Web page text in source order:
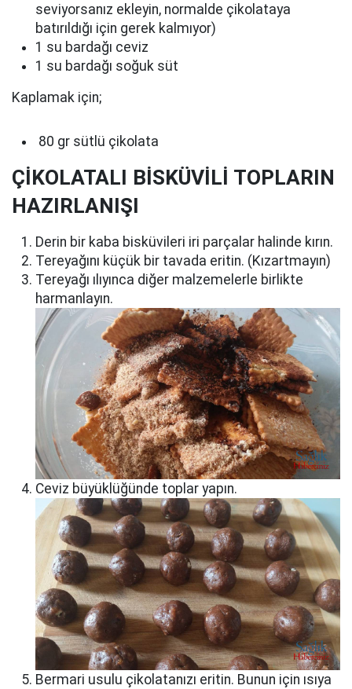
seviyorsanız ekleyin, normalde çikolataya
batırıldığı için gerek kalmıyor)
1 su bardağı ceviz
1 su bardağı soğuk süt
Kaplamak için;
80 gr sütlü çikolata
ÇİKOLATALI BİSKÜVİLİ TOPLARIN
HAZIRLANIŞI
Derin bir kaba bisküvileri iri parçalar halinde kırın.
Tereyağını küçük bir tavada eritin. (Kızartmayın)
Tereyağı ılıyınca diğer malzemelerle birlikte
harmanlayın.
Ceviz büyüklüğünde toplar yapın.
Bermari usulu çikolatanızı eritin. Bunun için ısıya